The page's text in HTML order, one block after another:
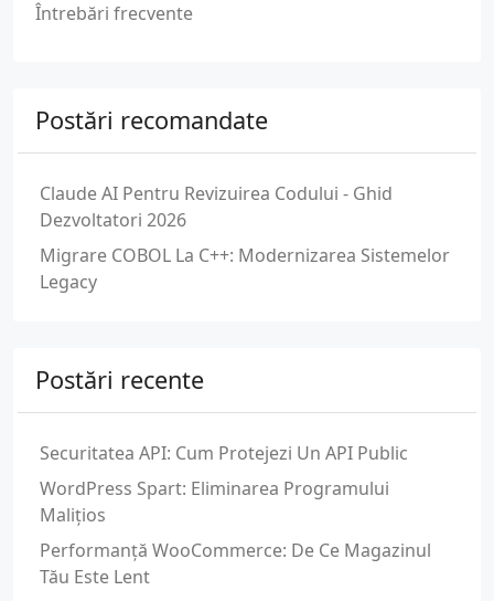
Întrebări frecvente
Postări recomandate
Claude AI Pentru Revizuirea Codului - Ghid
Dezvoltatori 2026
Migrare COBOL La C++: Modernizarea Sistemelor
Legacy
Postări recente
Securitatea API: Cum Protejezi Un API Public
WordPress Spart: Eliminarea Programului
Malițios
Performanță WooCommerce: De Ce Magazinul
Tău Este Lent